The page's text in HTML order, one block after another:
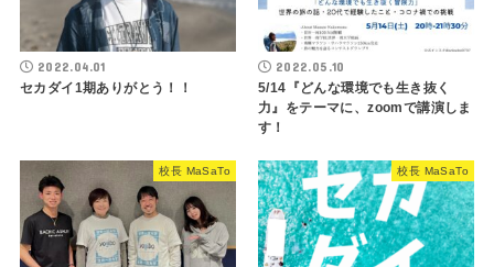
2022.04.01
セカダイ1期ありがとう！！
2022.05.10
5/14『どんな環境でも生き抜く
力』をテーマに、zoomで講演しま
す！
校長 MaSaTo 校長 MaSaTo